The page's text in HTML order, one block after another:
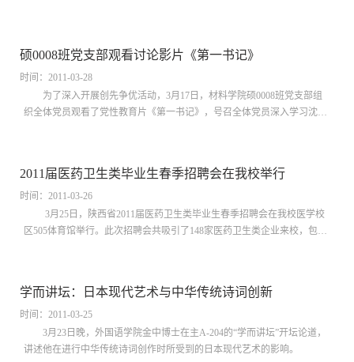
硕0008班党支部观看讨论影片《第一书记》
时间：2011-03-28
为了深入开展创先争优活动，3月17日，材料学院硕0008班党支部组
织全体党员观看了党性教育片《第一书记》，号召全体党员深入学习沈浩
2011届医药卫生类毕业生春季招聘会在我校举行
时间：2011-03-26
3月25日，陕西省2011届医药卫生类毕业生春季招聘会在我校医学校
区505体育馆举行。此次招聘会共吸引了148家医药卫生类企业来校，包括
学而讲坛：日本现代艺术与中华传统诗词创新
时间：2011-03-25
3月23日晚，外国语学院金中博士在主A-204的“学而讲坛”开坛论道，
讲述他在进行中华传统诗词创作时所受到的日本现代艺术的影响。